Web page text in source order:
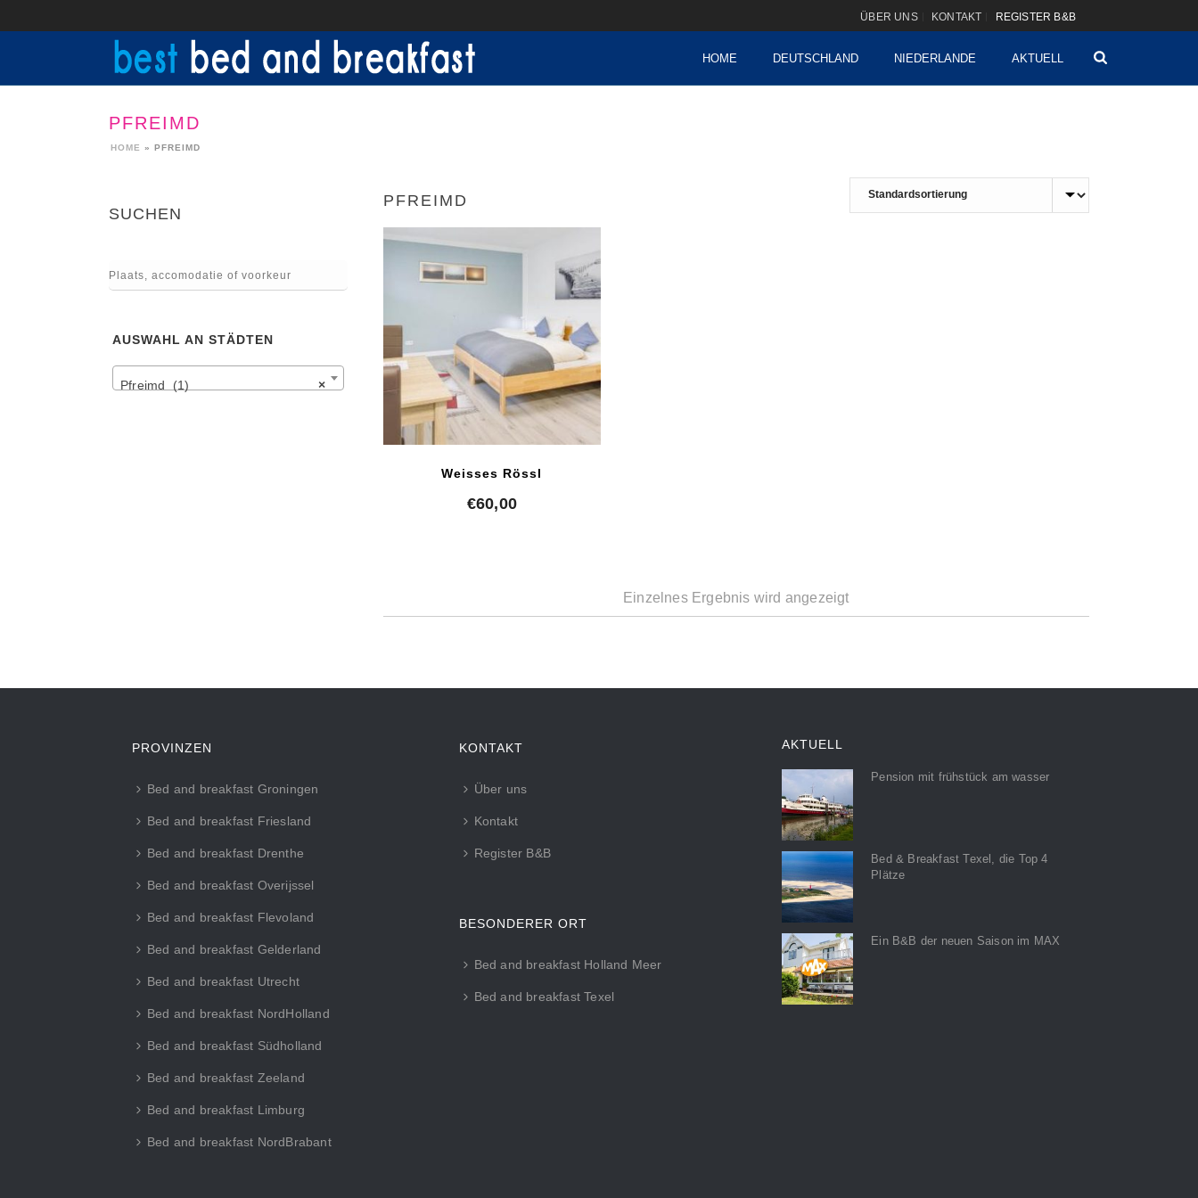
ÜBER UNS KONTAKT REGISTER B&B
HOME DEUTSCHLAND NIEDERLANDE AKTUELL
PFREIMD
HOME » PFREIMD
PFREIMD
Weisses Rössl
€60,00
Einzelnes Ergebnis wird angezeigt
SUCHEN
AUSWAHL AN STÄDTEN
×
Pfreimd (1)
PROVINZEN
Bed and breakfast Groningen
Bed and breakfast Friesland
Bed and breakfast Drenthe
Bed and breakfast Overijssel
Bed and breakfast Flevoland
Bed and breakfast Gelderland
Bed and breakfast Utrecht
Bed and breakfast NordHolland
Bed and breakfast Südholland
Bed and breakfast Zeeland
Bed and breakfast Limburg
Bed and breakfast NordBrabant
KONTAKT
Über uns
Kontakt
Register B&B
BESONDERER ORT
Bed and breakfast Holland Meer
Bed and breakfast Texel
AKTUELL
Pension mit frühstück am wasser
Bed & Breakfast Texel, die Top 4
Plätze
Ein B&B der neuen Saison im MAX